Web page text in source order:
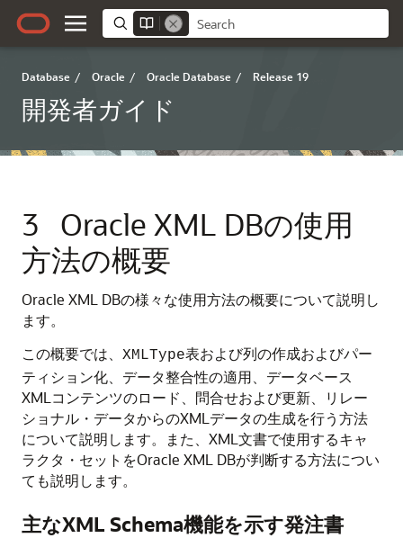
Database / Oracle / Oracle Database / Release 19
開発者ガイド
3
Oracle XML DBの使用
方法の概要
Oracle XML DBの様々な使用方法の概要について説明し
ます。
この概要では、 XMLType表および列の作成およびパー
ティション化、データ整合性の適用、データベース
XMLコンテンツのロード、問合せおよび更新、リレー
ショナル・データからのXMLデータの生成を行う方法
について説明します。また、XML文書で使用するキャ
ラクタ・セットをOracle XML DBが判断する方法につい
ても説明します。
主なXML Schema機能を示す発注書